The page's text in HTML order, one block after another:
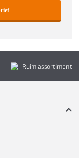
Ruim assortiment